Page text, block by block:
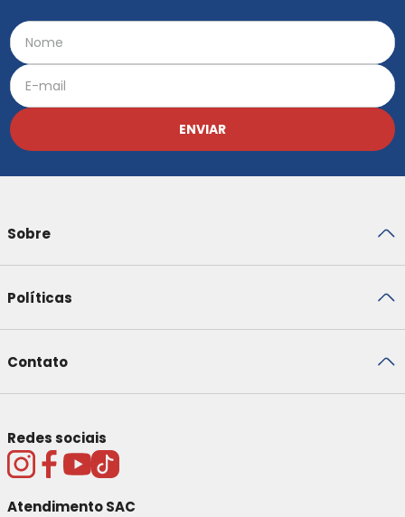
ENVIAR
Sobre
Políticas
Contato
Redes sociais
Atendimento SAC